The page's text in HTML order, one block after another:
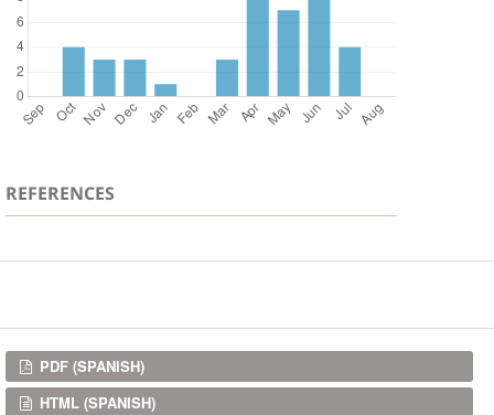
REFERENCES
Downloads
PDF (SPANISH)
HTML (SPANISH)